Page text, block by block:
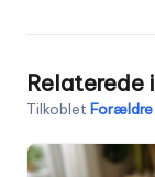
Relaterede
Tilkoblet